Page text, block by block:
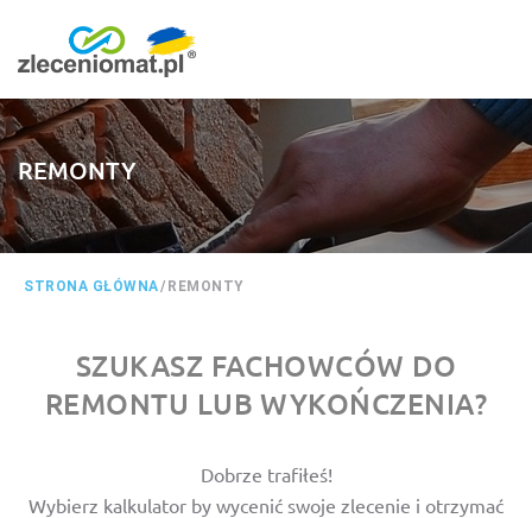
REMONTY
STRONA GŁÓWNA/ REMONTY
SZUKASZ FACHOWCÓW DO
REMONTU LUB WYKOŃCZENIA?
Dobrze trafiłeś!
Wybierz kalkulator by wycenić swoje zlecenie i otrzymać